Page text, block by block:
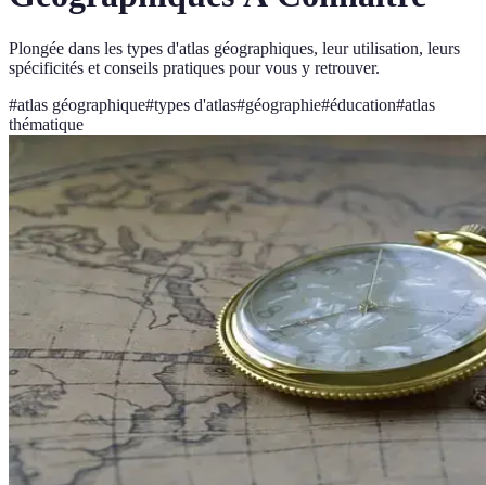
Plongée dans les types d'atlas géographiques, leur utilisation, leurs
spécificités et conseils pratiques pour vous y retrouver.
#atlas géographique#types d'atlas#géographie#éducation#atlas
thématique